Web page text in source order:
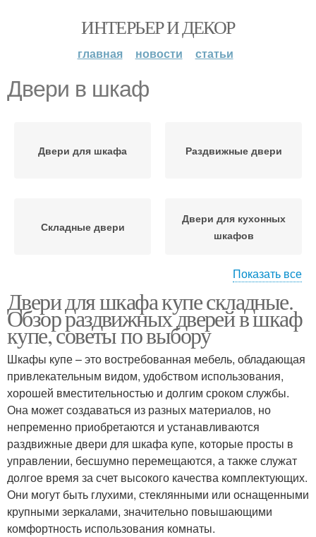
ИНТЕРЬЕР И ДЕКОР
главная новости статьи
Двери в шкаф
Двери для шкафа Раздвижные двери
Складные двери
Двери для кухонных
шкафов
Механизм для складных
дверей
Складная дверь
Показать все
Двери для шкафа купе складные.
Обзор раздвижных дверей в шкаф
купе, советы по выбору
Шкафы купе – это востребованная мебель, обладающая
привлекательным видом, удобством использования,
хорошей вместительностью и долгим сроком службы.
Она может создаваться из разных материалов, но
непременно приобретаются и устанавливаются
раздвижные двери для шкафа купе, которые просты в
управлении, бесшумно перемещаются, а также служат
долгое время за счет высокого качества комплектующих.
Они могут быть глухими, стеклянными или оснащенными
крупными зеркалами, значительно повышающими
комфортность использования комнаты.